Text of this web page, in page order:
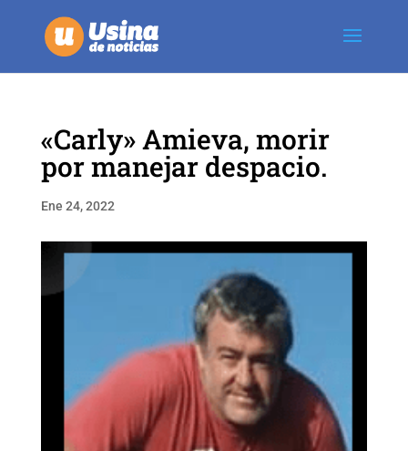
«Carly» Amieva, morir
por manejar despacio.
Ene 24, 2022